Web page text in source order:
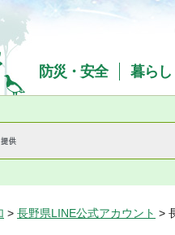
Prefecture
防災・安全 暮ら
> 長野県LINE公式アカウント >